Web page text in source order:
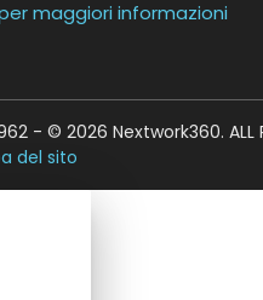
maggiori informazioni
© 2026 Nextwork360. ALL
del sito